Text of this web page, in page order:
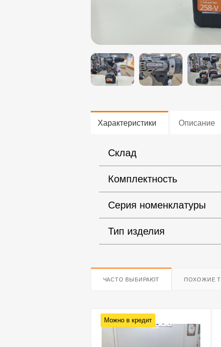
Характеристики Описание
Склад
Комплектность
Серия номенклатуры
Тип изделия
ЧАСТО ВЫБИРАЮТ ПОХОЖИЕ
Можно в кредит